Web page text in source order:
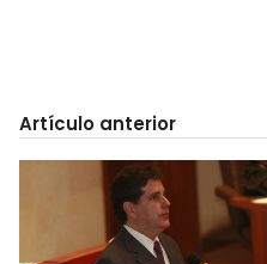
Artículo anterior